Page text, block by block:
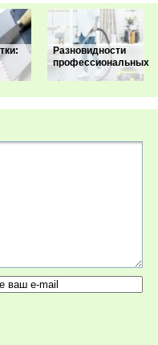
Разновидности
профессиональных